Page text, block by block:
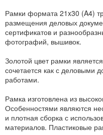
Рамки формата 21x30 (A4)
размещения деловых
сертификатов и
фотографий, вышивок.
Золотой цвет рамки
сочетается как с деловыми
работами.
Рамка изготовлена из
Особенностями являются
и плотная сборка с
материалов. Пластиковые